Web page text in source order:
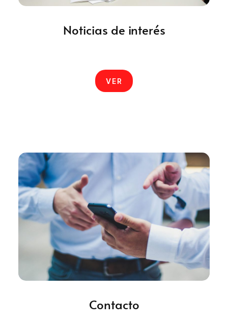
Noticias de interés
VER
Contacto